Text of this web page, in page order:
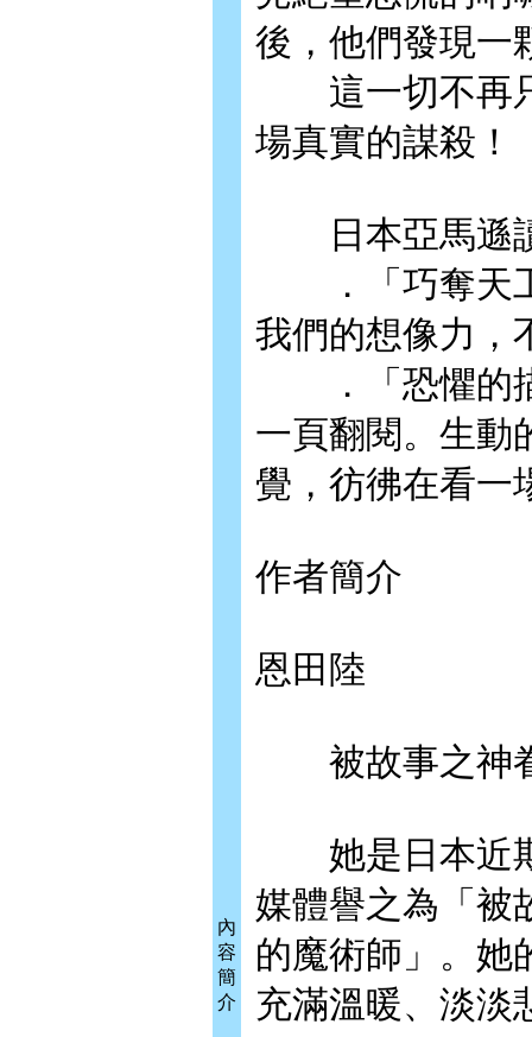
內
容
簡
介
後，他們發現
這一切不再只
場真實的謀殺！
日本亞馬遜
．「巧奪天工
我們的想像力，
．「恐懼的描
一頁翻閱。生動
覺，彷彿在看一
作者簡介
恩田陸
被故事之神
她是日本近期
媒體譽之為「被
的魔術師」。她
充滿溫暖、淡淡